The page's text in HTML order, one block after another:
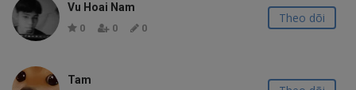
Vu Hoai Nam
0 0 0
Theo dõi
Tam